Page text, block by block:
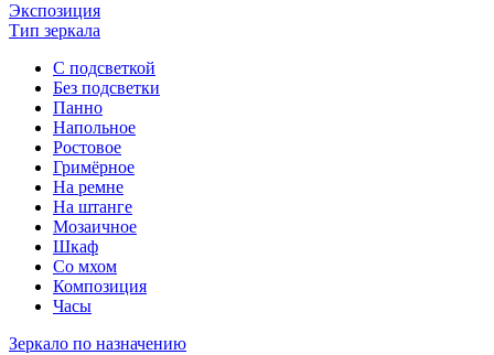
Экспозиция
Тип зеркала
С подсветкой
Без подсветки
Панно
Напольное
Ростовое
Гримёрное
На ремне
На штанге
Мозаичное
Шкаф
Со мхом
Композиция
Часы
Зеркало по назначению